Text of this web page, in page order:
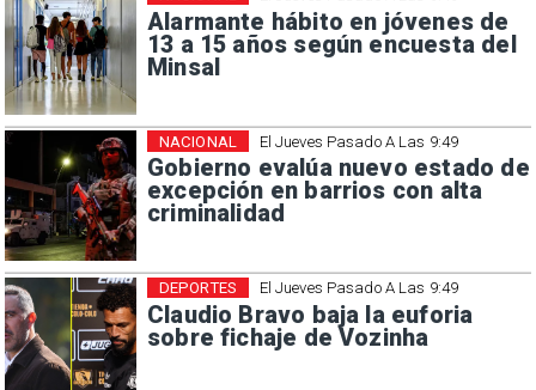
Alarmante hábito en jóvenes de
13 a 15 años según encuesta del
Minsal
El Jueves Pasado A Las 9:49
Gobierno evalúa nuevo estado de
excepción en barrios con alta
criminalidad
NACIONAL
El Jueves Pasado A Las 9:49
Claudio Bravo baja la euforia
sobre fichaje de Vozinha
DEPORTES